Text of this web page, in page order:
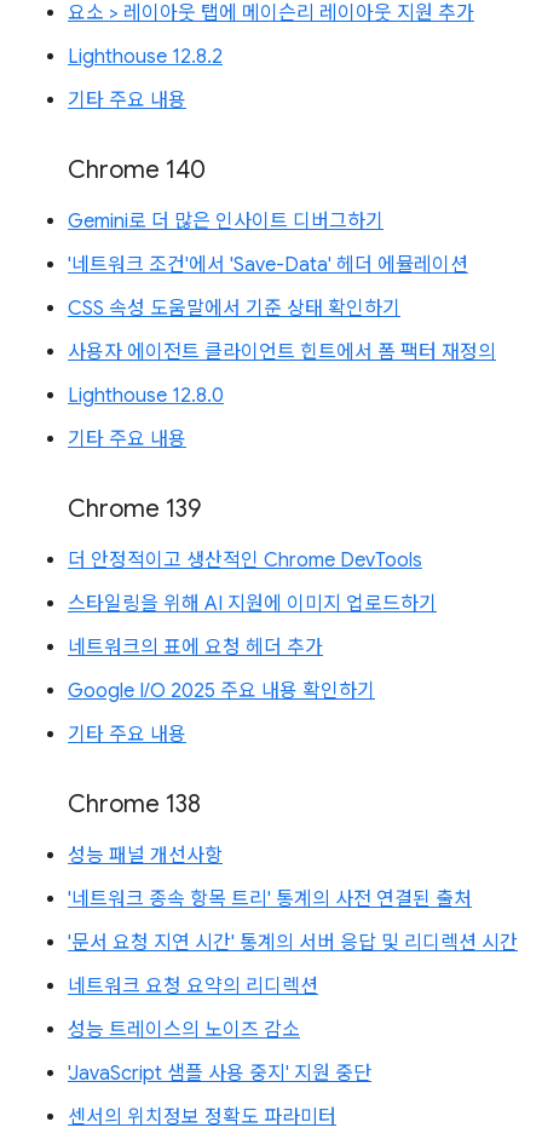
요소 > 레이아웃 탭에 메이슨리 레이아웃 지원 추가
Lighthouse 12.8.2
기타 주요 내용
Chrome 140
Gemini로 더 많은 인사이트 디버그하기
'네트워크 조건'에서 'Save-Data' 헤더 에뮬레이션
CSS 속성 도움말에서 기준 상태 확인하기
사용자 에이전트 클라이언트 힌트에서 폼 팩터 재정의
Lighthouse 12.8.0
기타 주요 내용
Chrome 139
더 안정적이고 생산적인 Chrome DevTools
스타일링을 위해 AI 지원에 이미지 업로드하기
네트워크의 표에 요청 헤더 추가
Google I/O 2025 주요 내용 확인하기
기타 주요 내용
Chrome 138
성능 패널 개선사항
'네트워크 종속 항목 트리' 통계의 사전 연결된 출처
'문서 요청 지연 시간' 통계의 서버 응답 및 리디렉션 시간
네트워크 요청 요약의 리디렉션
성능 트레이스의 노이즈 감소
'JavaScript 샘플 사용 중지' 지원 중단
센서의 위치정보 정확도 파라미터